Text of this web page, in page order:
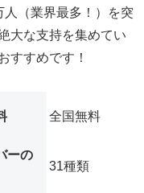
（業界最多！）を突
大な支持を集めてい
すすめです！
全国無料
ーの
31種類